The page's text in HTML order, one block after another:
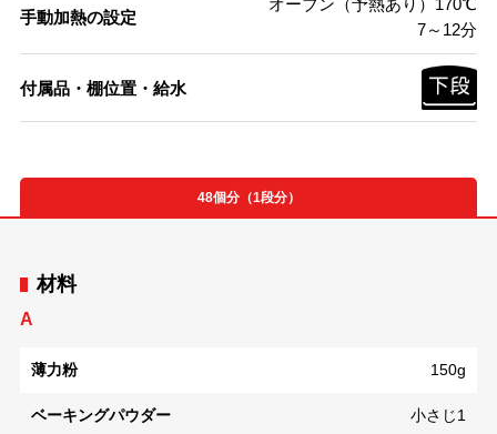
手動加熱の設定
オーブン（予熱あり）170℃
7～12分
付属品・棚位置・給水
48個分（1段分）
材料
A
薄力粉 150g
ベーキングパウダー 小さじ1